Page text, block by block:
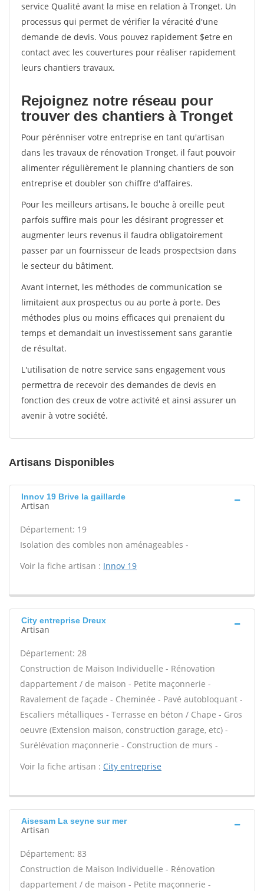
service Qualité avant la mise en relation à Tronget. Un
processus qui permet de vérifier la véracité d'une
demande de devis. Vous pouvez rapidement $etre en
contact avec les couvertures pour réaliser rapidement
leurs chantiers travaux.
Rejoignez notre réseau pour
trouver des chantiers à Tronget
Pour pérénniser votre entreprise en tant qu'artisan
dans les travaux de rénovation Tronget, il faut pouvoir
alimenter régulièrement le planning chantiers de son
entreprise et doubler son chiffre d'affaires.
Pour les meilleurs artisans, le bouche à oreille peut
parfois suffire mais pour les désirant progresser et
augmenter leurs revenus il faudra obligatoirement
passer par un fournisseur de leads prospectsion dans
le secteur du bâtiment.
Avant internet, les méthodes de communication se
limitaient aux prospectus ou au porte à porte. Des
méthodes plus ou moins efficaces qui prenaient du
temps et demandait un investissement sans garantie
de résultat.
L'utilisation de notre service sans engagement vous
permettra de recevoir des demandes de devis en
fonction des creux de votre activité et ainsi assurer un
avenir à votre société.
Artisans Disponibles
Innov 19 Brive la gaillarde
Artisan
Département: 19
Isolation des combles non aménageables -
Voir la fiche artisan : Innov 19
City entreprise Dreux
Artisan
Département: 28
Construction de Maison Individuelle - Rénovation
dappartement / de maison - Petite maçonnerie -
Ravalement de façade - Cheminée - Pavé autobloquant -
Escaliers métalliques - Terrasse en béton / Chape - Gros
oeuvre (Extension maison, construction garage, etc) -
Surélévation maçonnerie - Construction de murs -
Voir la fiche artisan : City entreprise
Aisesam La seyne sur mer
Artisan
Département: 83
Construction de Maison Individuelle - Rénovation
dappartement / de maison - Petite maçonnerie -